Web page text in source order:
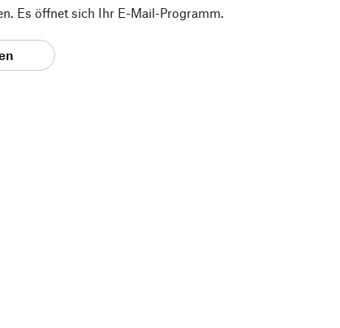
Es öffnet sich Ihr E-Mail-Programm.